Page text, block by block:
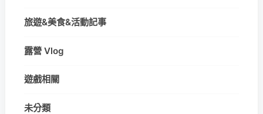
旅遊&美食&活動記事
露營 Vlog
遊戲相關
未分類